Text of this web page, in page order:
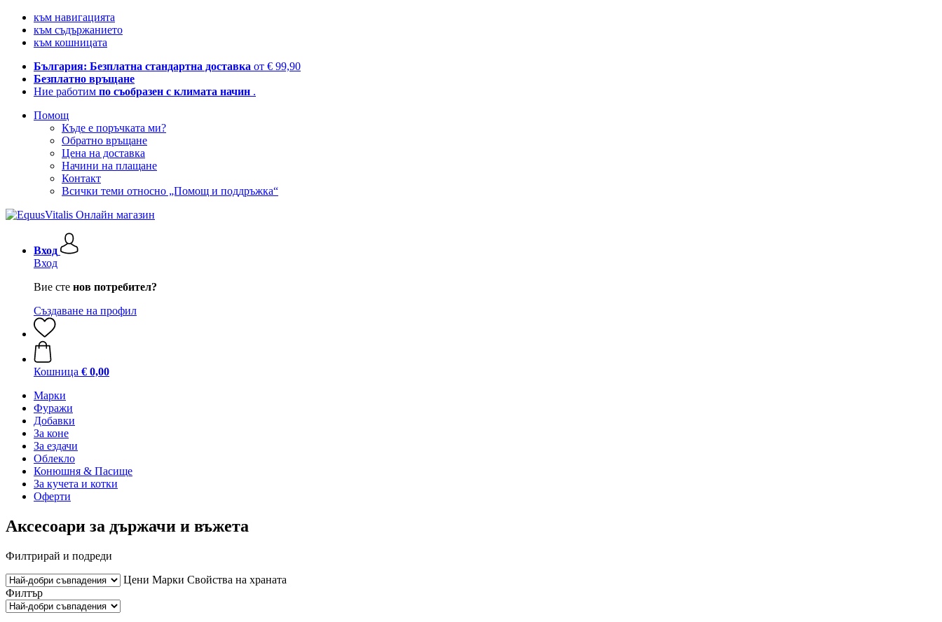
към навигацията
към съдържанието
към кошницата
България: Безплатна стандартна доставка от € 99,90
Безплатно връщане
Ние работим по съобразен с климата начин .
Помощ
Къде е поръчката ми?
Обратно връщане
Цена на доставка
Начини на плащане
Контакт
Всички теми относно „Помощ и поддръжка“
Вход
Вход
Вие сте нов потребител?
Създаване на профил
Кошница € 0,00
Марки
Фуражи
Добавки
За коне
За ездачи
Облекло
Конюшня & Пасище
За кучета и котки
Оферти
Аксесоари за държачи и въжета
Филтрирай и подреди
Цени Марки Свойства на храната
Филтър